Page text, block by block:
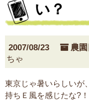
い？
2007/08/23 農
ちゃ
東京じゃ暑いらしいが
持ちＥ風を感じたな?！